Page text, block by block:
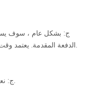
الدفعة المقدمة. يعتمد وقت التسليم المحدد على العناصر وكمية طلبك.
ج: نعم ، يمكننا إنتاج العينات أو الرسومات الفنية.